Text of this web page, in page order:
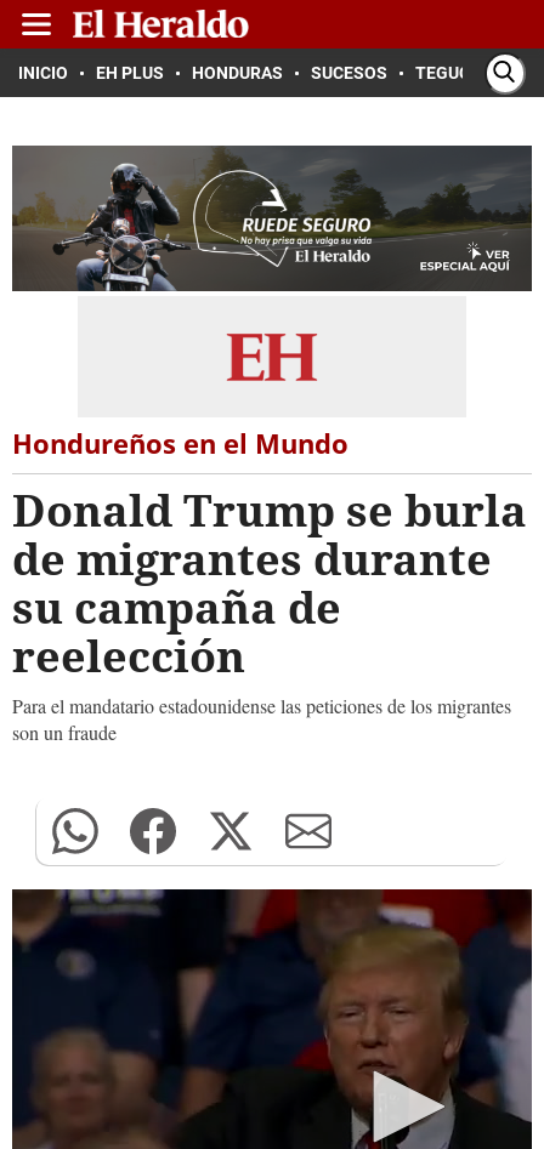
INICIO EH PLUS HONDURAS SUCESOS TEGUCIGALPA
Hondureños en el Mundo
Donald Trump se burla
de migrantes durante
su campaña de
reelección
Para el mandatario estadounidense las peticiones de los migrantes
son un fraude
seconds
of
seconds